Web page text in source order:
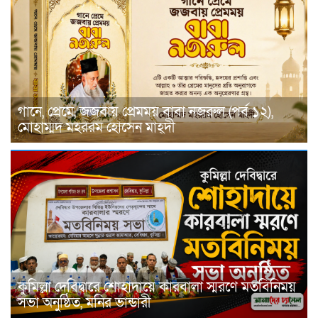
গানে, প্রেমে, জজবায় প্রেমময় বাবা নজরুল (পর্ব ১২),
মোহাম্মদ মহররম হোসেন মাহ্দী
কুমিল্লা দেবিদ্বারে শোহাদায়ে কারবালা স্মরণে মতবিনিময়
সভা অনুষ্ঠিত, মনির ভান্ডারী